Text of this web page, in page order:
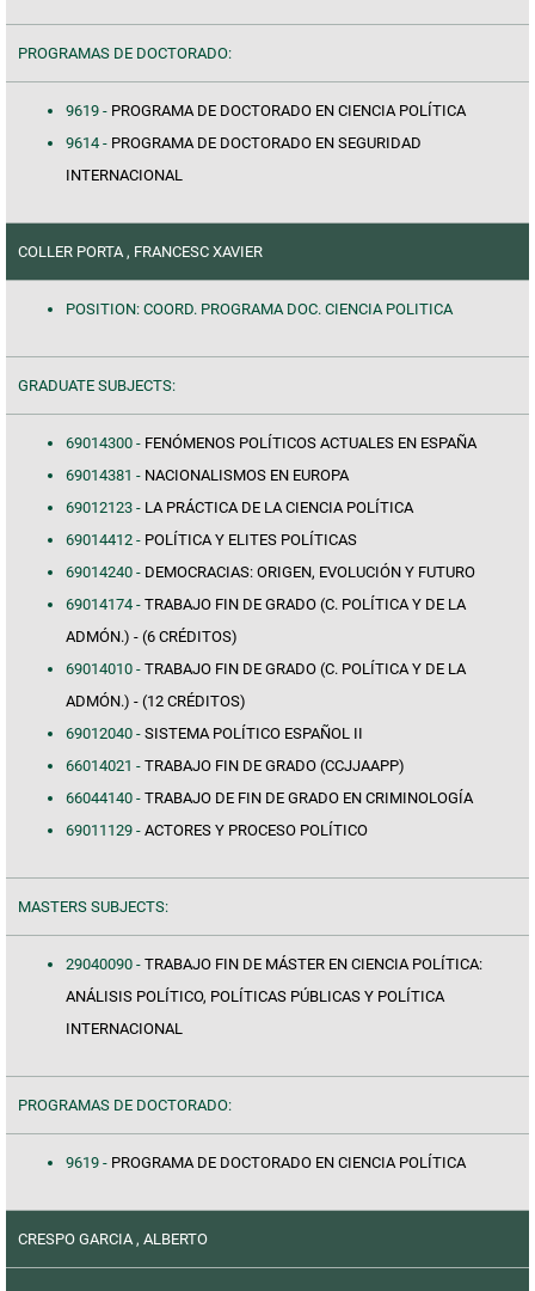
PROGRAMAS DE DOCTORADO:
9619 - PROGRAMA DE DOCTORADO EN CIENCIA POLÍTICA
9614 - PROGRAMA DE DOCTORADO EN SEGURIDAD
INTERNACIONAL
COLLER PORTA , FRANCESC XAVIER
POSITION: COORD. PROGRAMA DOC. CIENCIA POLITICA
GRADUATE SUBJECTS:
69014300 - FENÓMENOS POLÍTICOS ACTUALES EN ESPAÑA
69014381 - NACIONALISMOS EN EUROPA
69012123 - LA PRÁCTICA DE LA CIENCIA POLÍTICA
69014412 - POLÍTICA Y ELITES POLÍTICAS
69014240 - DEMOCRACIAS: ORIGEN, EVOLUCIÓN Y FUTURO
69014174 - TRABAJO FIN DE GRADO (C. POLÍTICA Y DE LA
ADMÓN.) - (6 CRÉDITOS)
69014010 - TRABAJO FIN DE GRADO (C. POLÍTICA Y DE LA
ADMÓN.) - (12 CRÉDITOS)
69012040 - SISTEMA POLÍTICO ESPAÑOL II
66014021 - TRABAJO FIN DE GRADO (CCJJAAPP)
66044140 - TRABAJO DE FIN DE GRADO EN CRIMINOLOGÍA
69011129 - ACTORES Y PROCESO POLÍTICO
MASTERS SUBJECTS:
29040090 - TRABAJO FIN DE MÁSTER EN CIENCIA POLÍTICA:
ANÁLISIS POLÍTICO, POLÍTICAS PÚBLICAS Y POLÍTICA
INTERNACIONAL
PROGRAMAS DE DOCTORADO:
9619 - PROGRAMA DE DOCTORADO EN CIENCIA POLÍTICA
CRESPO GARCIA , ALBERTO